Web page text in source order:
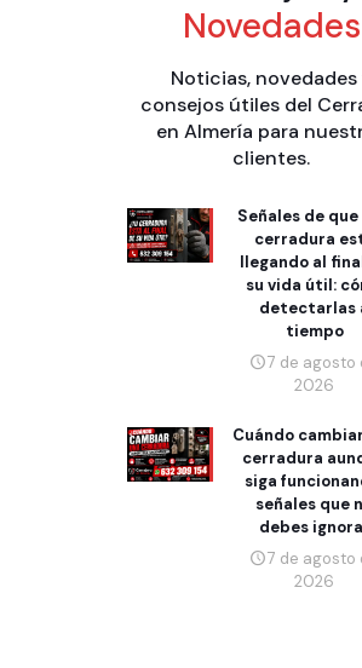
Novedades
Noticias, novedades
consejos útiles del
en Almería para
clientes.
Señales de que
cerradura
llegando al
su vida útil:
detectarlas
tiempo
7 de agosto
2026
Cuándo
cerradura
siga
señales que
debes
7 de agosto
2026